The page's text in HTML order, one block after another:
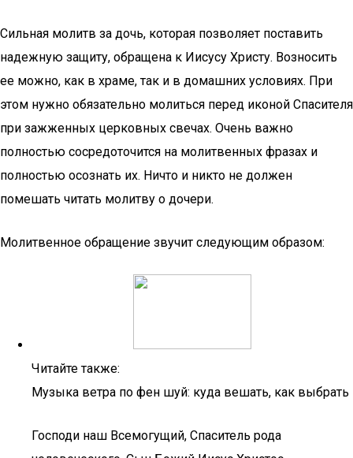
Сильная молитв за дочь, которая позволяет поставить
надежную защиту, обращена к Иисусу Христу. Возносить
ее можно, как в храме, так и в домашних условиях. При
этом нужно обязательно молиться перед иконой Спасителя
при зажженных церковных свечах. Очень важно
полностью сосредоточится на молитвенных фразах и
полностью осознать их. Ничто и никто не должен
помешать читать молитву о дочери.
Молитвенное обращение звучит следующим образом:
Читайте также:
Музыка ветра по фен шуй: куда вешать, как выбрать
Господи наш Всемогущий, Спаситель рода